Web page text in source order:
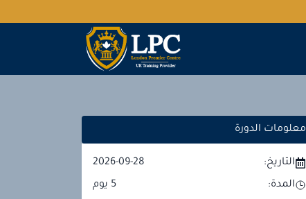
معلومات الدورة
التاريخ:
2026-09-28
المدة:
5 يوم